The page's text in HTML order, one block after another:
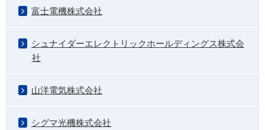
富士電機株式会社
シュナイダーエレクトリックホールディングス株式会
社
山洋電気株式会社
シグマ光機株式会社